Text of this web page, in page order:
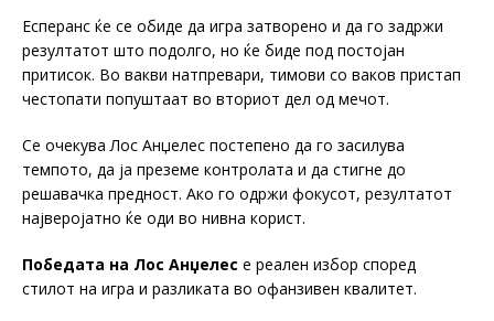
Есперанс ќе се обиде да игра затворено и да го задржи
резултатот што подолго, но ќе биде под постојан
притисок. Во вакви натпревари, тимови со ваков пристап
честопати попуштаат во вториот дел од мечот.
Се очекува Лос Анџелес постепено да го засилува
темпото, да ја преземе контролата и да стигне до
решавачка предност. Ако го одржи фокусот, резултатот
најверојатно ќе оди во нивна корист.
Победата на Лос Анџелес е реален избор според
стилот на игра и разликата во офанзивен квалитет.